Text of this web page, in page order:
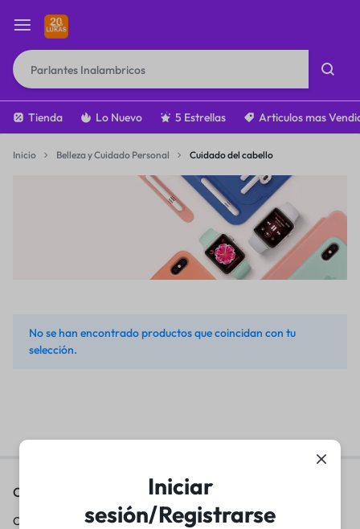
Tienda Lo Nuevo 5 Estrellas Articulos mas
Inicio Belleza y Cuidado Personal Cuidado del cabello
No se han encontrado productos que coincidan con tu
selección.
Contáctanos
Conviértete en vendedor
Iniciar
sesión/Registrarse